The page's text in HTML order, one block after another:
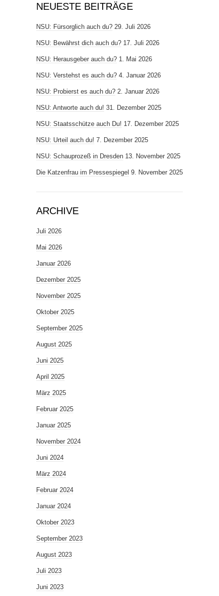
NEUESTE BEITRÄGE
NSU: Fürsorglich auch du? 29. Juli 2026
NSU: Bewährst dich auch du? 17. Juli 2026
NSU: Herausgeber auch du? 1. Mai 2026
NSU: Verstehst es auch du? 4. Januar 2026
NSU: Probierst es auch du? 2. Januar 2026
NSU: Antworte auch du! 31. Dezember 2025
NSU: Staatsschütze auch Du! 17. Dezember 2025
NSU: Urteil auch du! 7. Dezember 2025
NSU: Schauprozeß in Dresden 13. November 2025
Die Katzenfrau im Pressespiegel 9. November 2025
ARCHIVE
Juli 2026
Mai 2026
Januar 2026
Dezember 2025
November 2025
Oktober 2025
September 2025
August 2025
Juni 2025
April 2025
März 2025
Februar 2025
Januar 2025
November 2024
Juni 2024
März 2024
Februar 2024
Januar 2024
Oktober 2023
September 2023
August 2023
Juli 2023
Juni 2023